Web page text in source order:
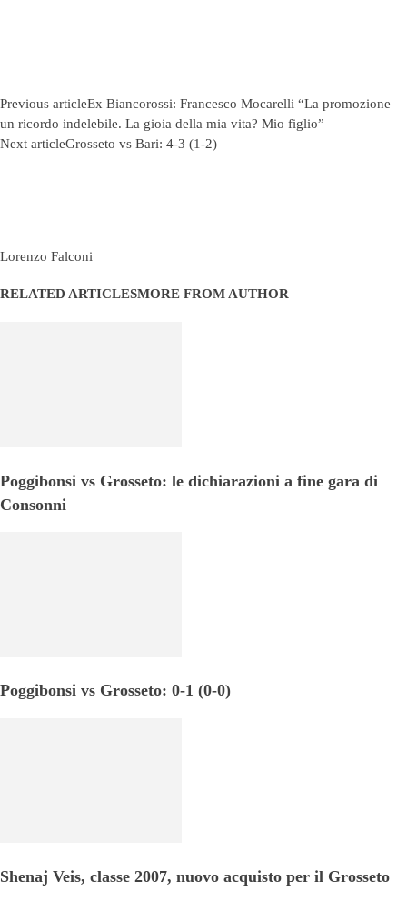
Previous articleEx Biancorossi: Francesco Mocarelli “La promozione
un ricordo indelebile. La gioia della mia vita? Mio figlio”
Next articleGrosseto vs Bari: 4-3 (1-2)
Lorenzo Falconi
RELATED ARTICLESMORE FROM AUTHOR
Poggibonsi vs Grosseto: le dichiarazioni a fine gara di
Consonni
Poggibonsi vs Grosseto: 0-1 (0-0)
Shenaj Veis, classe 2007, nuovo acquisto per il Grosseto